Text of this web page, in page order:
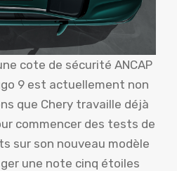
cote de sécurité ANCAP
9 est actuellement non
que Chery travaille déjà
commencer des tests de
sur son nouveau modèle
une note cinq étoiles